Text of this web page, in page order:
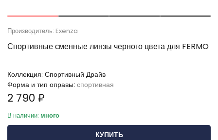
Производитель: Exenza
Спортивные сменные линзы черного цвета для FERMO
Коллекция: Спортивный Драйв
Форма и тип оправы: спортивная
2 790 ₽
В наличии: много
КУПИТЬ